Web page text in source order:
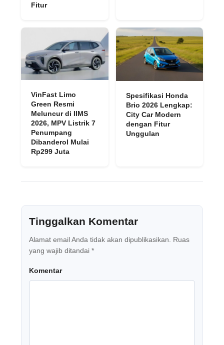
Fitur
VinFast Limo
Green Resmi
Meluncur di IIMS
2026, MPV Listrik 7
Penumpang
Dibanderol Mulai
Rp299 Juta
Spesifikasi Honda
Brio 2026 Lengkap:
City Car Modern
dengan Fitur
Unggulan
Tinggalkan Komentar
Alamat email Anda tidak akan dipublikasikan.
Ruas
yang wajib ditandai *
Komentar